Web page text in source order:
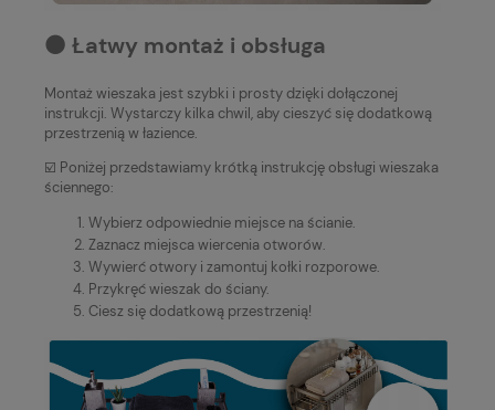
⚫️ Łatwy montaż i obsługa
Montaż wieszaka jest szybki i prosty dzięki dołączonej
instrukcji. Wystarczy kilka chwil, aby cieszyć się dodatkową
przestrzenią w łazience.
☑️ Poniżej przedstawiamy krótką instrukcję obsługi wieszaka
ściennego:
Wybierz odpowiednie miejsce na ścianie.
Zaznacz miejsca wiercenia otworów.
Wywierć otwory i zamontuj kołki rozporowe.
Przykręć wieszak do ściany.
Ciesz się dodatkową przestrzenią!